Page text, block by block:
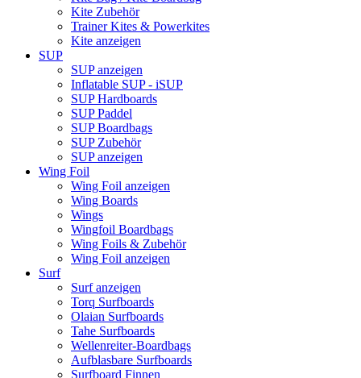
Kite Zubehör
Trainer Kites & Powerkites
Kite anzeigen
SUP
SUP anzeigen
Inflatable SUP - iSUP
SUP Hardboards
SUP Paddel
SUP Boardbags
SUP Zubehör
SUP anzeigen
Wing Foil
Wing Foil anzeigen
Wing Boards
Wings
Wingfoil Boardbags
Wing Foils & Zubehör
Wing Foil anzeigen
Surf
Surf anzeigen
Torq Surfboards
Olaian Surfboards
Tahe Surfboards
Wellenreiter-Boardbags
Aufblasbare Surfboards
Surfboard Finnen